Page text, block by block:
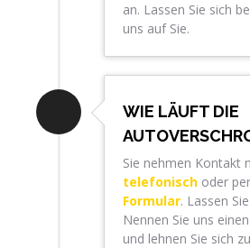
an. Lassen Sie sich
uns auf Sie.
WIE LÄUFT DIE
Sie nehmen Kontakt
telefonisch oder per
Formular. Lassen
Nennen Sie uns einen
und lehnen Sie sich